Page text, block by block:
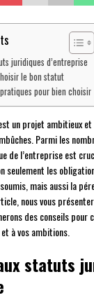
juridiques d’entreprise
le bon statut
pour bien choisir
un projet ambitieux
Parmi les
de l’entreprise est
seulement les
mais aussi la
nous vous
des conseils
à vos ambitions.
statuts